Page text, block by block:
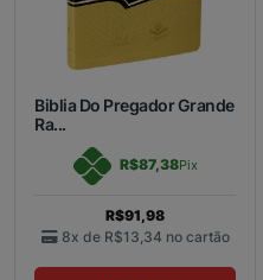
Biblia Do Pregador Grande
Ra...
R$87,38Pix
R$91,98
8x de R$13,34 no cartão